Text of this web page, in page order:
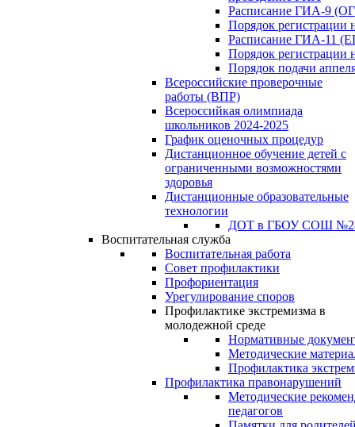
Расписание ГИА-9
Порядок регистрации
Расписание ГИА-11
Порядок регистрации
Порядок подачи
Всероссийские проверочные
работы (ВПР)
Всероссийкая олимпиада
школьников 2024-2025
График оценочных процедур
Дистанционное обучение детей с
ограниченными возможностями
здоровья
Дистанционные образовательные
технологии
ДОТ в ГБОУ СОШ
Воспитательная служба
Воспитательная работа
Совет профилактики
Профориентация
Урегулирование споров
Профилактике экстремизма в
молодежной среде
Нормативные
Методические
Профилактика
Профилактика правонарушений
Методические
педагогов